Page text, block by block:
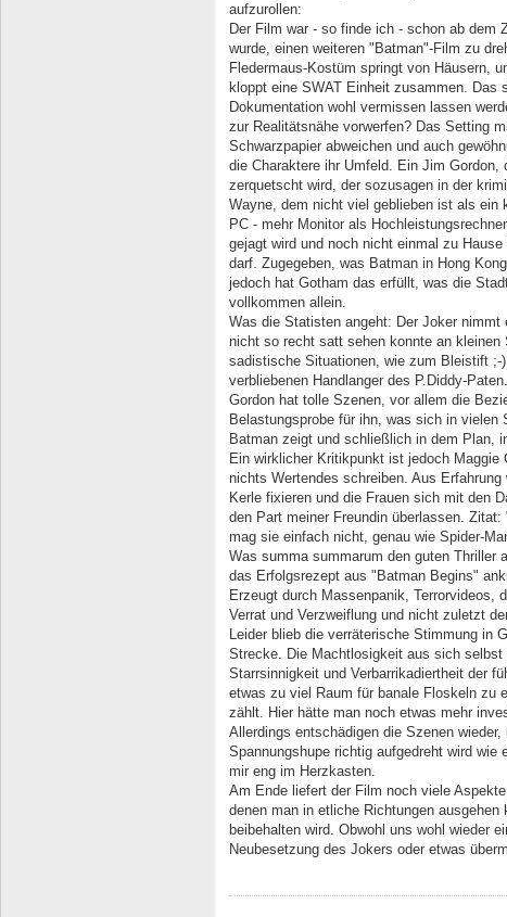
aufzurollen:
Der Film war - so finde ich - schon ab dem
wurde, einen weiteren "Batman"-Film zu
Fledermaus-Kostüm springt von Häusern,
kloppt eine SWAT Einheit zusammen. Das
Dokumentation wohl vermissen lassen
zur Realitätsnähe vorwerfen? Das Setting
Schwarzpapier abweichen und auch
die Charaktere ihr Umfeld. Ein Jim
zerquetscht wird, der sozusagen in der
Wayne, dem nicht viel geblieben ist als ein
PC - mehr Monitor als
gejagt wird und noch nicht einmal zu
darf. Zugegeben, was Batman in Hong
jedoch hat Gotham das erfüllt, was die
vollkommen allein.
Was die Statisten angeht: Der Joker
nicht so recht satt sehen konnte an kleinen
sadistische Situationen, wie zum Bleistift ;-
verbliebenen Handlanger des P.Diddy-
Gordon hat tolle Szenen, vor allem die
Belastungsprobe für ihn, was sich in vielen
Batman zeigt und schließlich in dem Plan,
Ein wirklicher Kritikpunkt ist jedoch
nichts Wertendes schreiben. Aus
Kerle fixieren und die Frauen sich mit den
den Part meiner Freundin überlassen.
mag sie einfach nicht, genau wie Spider-
Was summa summarum den guten Thriller
das Erfolgsrezept aus "Batman Begins"
Erzeugt durch Massenpanik, Terrorvideos,
Verrat und Verzweiflung und nicht zuletzt
Leider blieb die verräterische Stimmung in
Strecke. Die Machtlosigkeit aus sich
Starrsinnigkeit und Verbarrikadiertheit der
etwas zu viel Raum für banale Floskeln zu
zählt. Hier hätte man noch etwas mehr
Allerdings entschädigen die Szenen
Spannungshupe richtig aufgedreht wird
mir eng im Herzkasten.
Am Ende liefert der Film noch viele
denen man in etliche Richtungen
beibehalten wird. Obwohl uns wohl wieder
Neubesetzung des Jokers oder etwas